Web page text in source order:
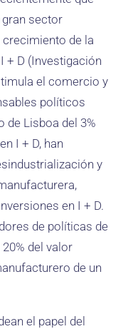
gran sector
de la
+ D (Investigación
el comercio y
políticos
de Lisboa del 3%
I + D, han
y
en I + D.
de políticas de
del valor
de un
el papel del